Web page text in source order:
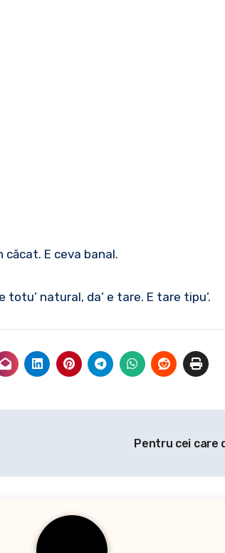
E ceva banal.
natural, da’ e tare. E tare tipu’.
Pentru cei care